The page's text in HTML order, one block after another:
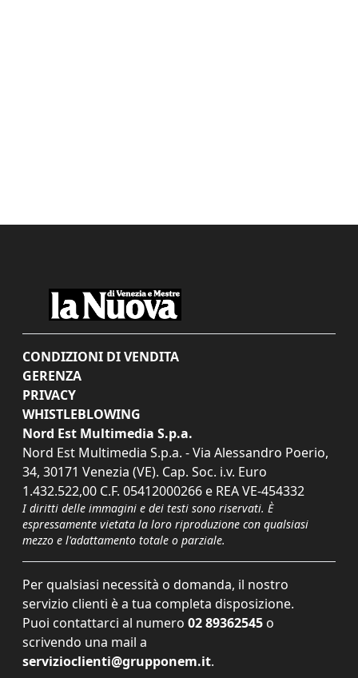
CONDIZIONI DI VENDITA
GERENZA
PRIVACY
WHISTLEBLOWING
Nord Est Multimedia S.p.a.
Nord Est Multimedia S.p.a. - Via Alessandro Poerio,
34, 30171 Venezia (VE). Cap. Soc. i.v. Euro
1.432.522,00 C.F. 05412000266 e REA VE-454332
I diritti delle immagini e dei testi sono riservati. È
espressamente vietata la loro riproduzione con qualsiasi
mezzo e l'adattamento totale o parziale.
Per qualsiasi necessità o domanda, il nostro
servizio clienti è a tua completa disposizione.
Puoi contattarci al numero 02 89362545 o
scrivendo una mail a
servizioclienti@grupponem.it.